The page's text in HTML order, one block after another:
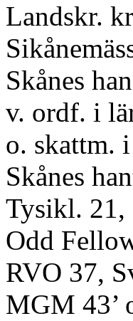
Landskr.
Skånes
v. ordf. i
o. skattm.
Skånes
Tysikl. 21,
Odd
RVO 37,
MGM 43’